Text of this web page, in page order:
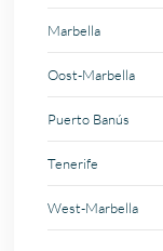
Marbella
Oost-Marbella
Puerto Banús
Tenerife
West-Marbella